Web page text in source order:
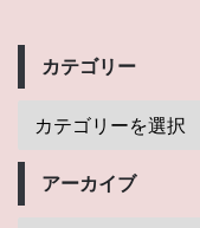
カテゴリー
アーカイブ